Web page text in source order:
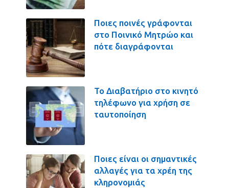
Ποιες ποινές γράφονται
στο Ποινικό Μητρώο και
πότε διαγράφονται
Το Διαβατήριο στο κινητό
τηλέφωνο για χρήση σε
ταυτοποίηση
Ποιες είναι οι σημαντικές
αλλαγές για τα χρέη της
κληρονομιάς